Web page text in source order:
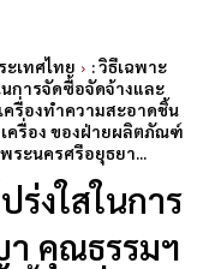
เทศไทย
: วิธีเฉพาะ
นการจัดซื้อจัดจ้างและ
รื่องทำความสะอาดชิ้น
ครื่อง ของฝ่ายผลิตภัณฑ์
ระนครศรีอยุธยา...
ร่งใสในการ
คุณธรรมฯ